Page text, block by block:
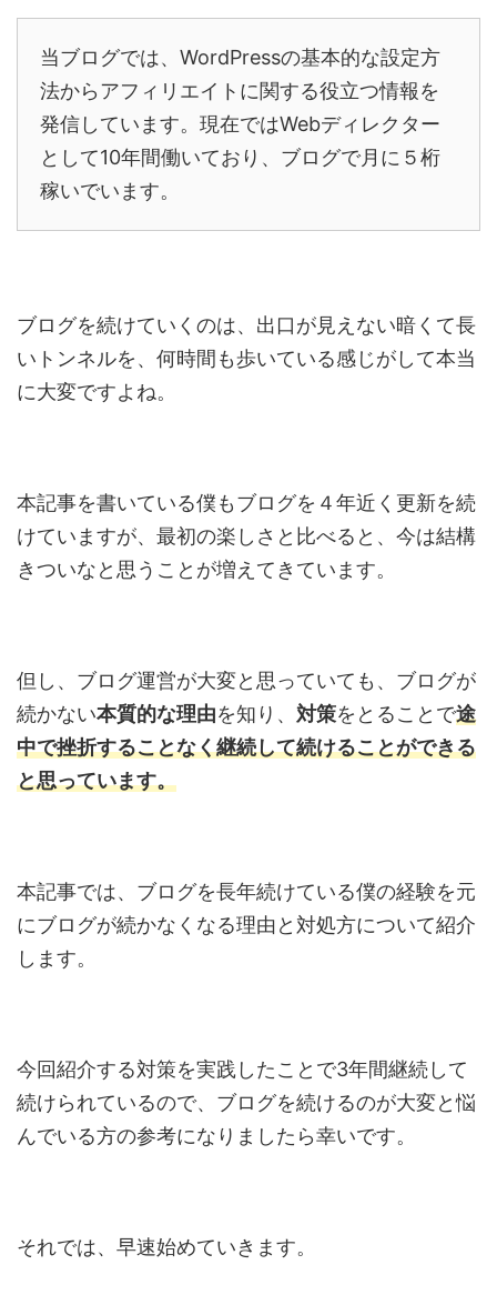
当ブログでは、 WordPressの基本的な設定方
法からアフィリエイトに関する役立つ情報を
発信しています。現在ではWebディレクター
として10年間働いており、ブログで月に５桁
稼いでいます。
ブログを続けていくのは、出口が見えない暗くて長
いトンネルを、何時間も歩いている感じがして本当
に大変ですよね。
本記事を書いている僕もブログを４年近く更新を続
けていますが、最初の楽しさと比べると、今は結構
きついなと思うことが増えてきています。
但し、ブログ運営が大変と思っていても、ブログが
続かない本質的な理由を知り、 対策をとることで途
中で挫折することなく継続して続けることができる
と思っています。
本記事では、ブログを長年続けている僕の経験を元
にブログが続かなくなる理由と対処方について紹介
します。
今回紹介する対策を実践したことで3年間継続して
続けられているので、ブログを続けるのが大変と悩
んでいる方の参考になりましたら幸いです。
それでは、早速始めていきます。